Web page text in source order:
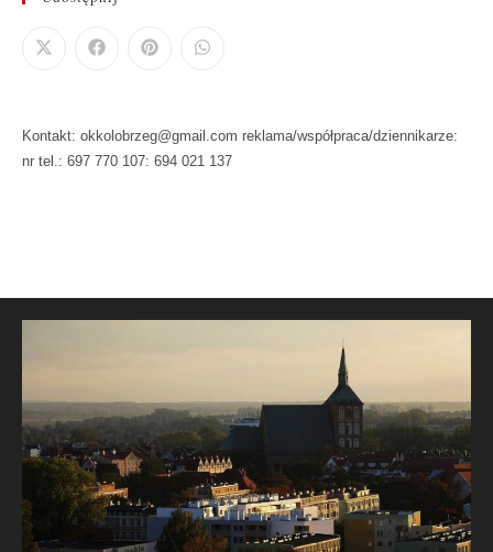
Kontakt: okkolobrzeg@gmail.com reklama/współpraca/dziennikarze:
nr tel.: 697 770 107: 694 021 137